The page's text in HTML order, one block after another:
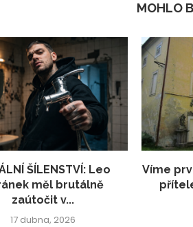
MOHLO
ŠÍLENSTVÍ: Leo
měl brutálně
zaútočit v...
17 dubna, 2026
Víme